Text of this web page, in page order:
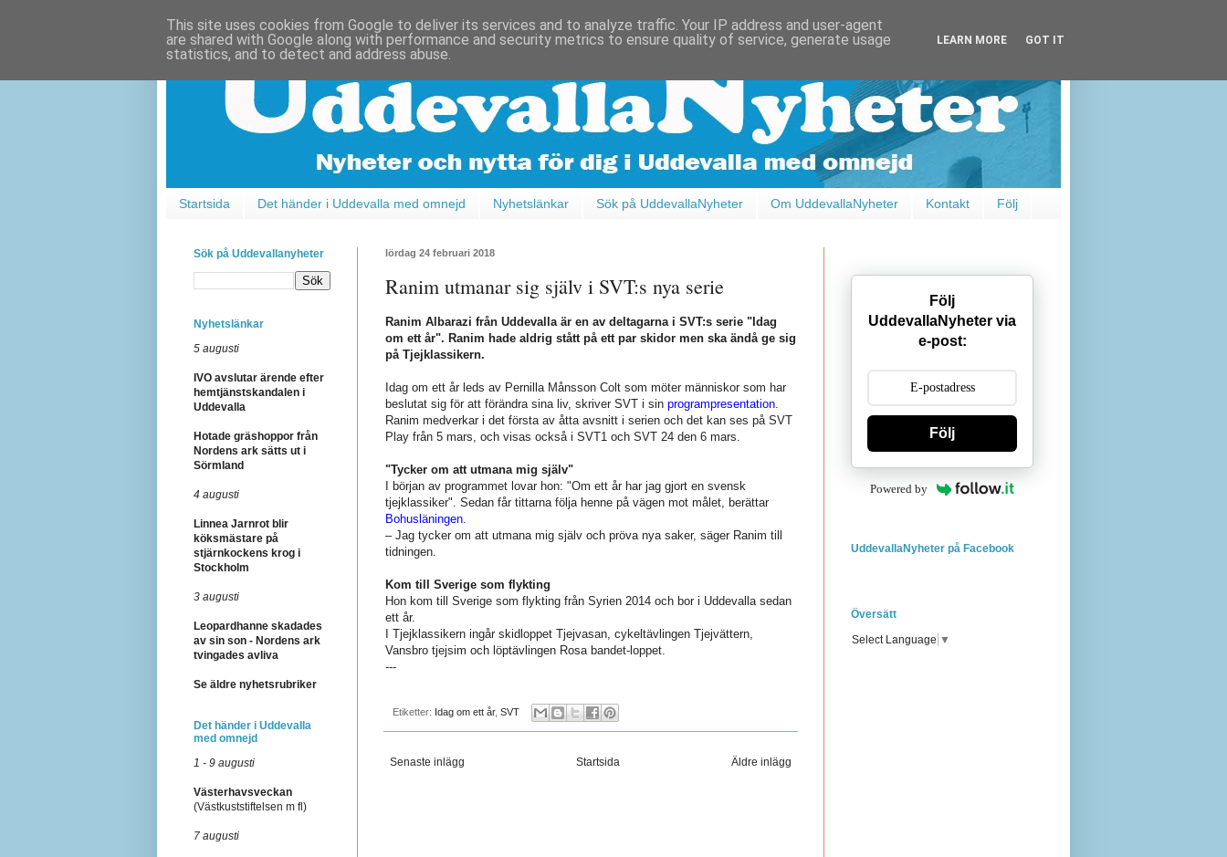
Startsida Det händer i Uddevalla med omnejd Nyhetslänkar Sök på UddevallaNyheter Om UddevallaNyheter Kontakt Följ
lördag 24 februari 2018
Ranim utmanar sig själv i SVT:s nya serie
Ranim Albarazi från Uddevalla är en av deltagarna i SVT:s serie "Idag
om ett år". Ranim hade aldrig stått på ett par skidor men ska ändå ge sig
på Tjejklassikern.
Idag om ett år leds av Pernilla Månsson Colt som möter människor som har
beslutat sig för att förändra sina liv, skriver SVT i sin programpresentation.
Ranim medverkar i det första av åtta avsnitt i serien och det kan ses på SVT
Play från 5 mars, och visas också i SVT1 och SVT 24 den 6 mars.
"Tycker om att utmana mig själv"
I början av programmet lovar hon: "Om ett år har jag gjort en svensk
tjejklassiker". Sedan får tittarna följa henne på vägen mot målet, berättar
Bohusläningen.
– Jag tycker om att utmana mig själv och pröva nya saker, säger Ranim till
tidningen.
Kom till Sverige som flykting
Hon kom till Sverige som flykting från Syrien 2014 och bor i Uddevalla sedan
ett år.
I Tjejklassikern ingår skidloppet Tjejvasan, cykeltävlingen Tjejvättern,
Vansbro tjejsim och löptävlingen Rosa bandet-loppet.
---
Etiketter: Idag om ett år, SVT
Senaste inlägg Äldre inlägg
Startsida
Sök på Uddevallanyheter
Nyhetslänkar
5 augusti
IVO avslutar ärende efter
hemtjänstskandalen i
Uddevalla
Hotade gräshoppor från
Nordens ark sätts ut i
Sörmland
4 augusti
Linnea Jarnrot blir
köksmästare på
stjärnkockens krog i
Stockholm
3 augusti
Leopardhanne skadades
av sin son - Nordens ark
tvingades avliva
Se äldre nyhetsrubriker
Det händer i Uddevalla
med omnejd
1 - 9 augusti
Västerhavsveckan
(Västkuststiftelsen m fl)
7 augusti
Följ
UddevallaNyheter via
e-post:
Följ
Powered by
UddevallaNyheter på Facebook
Översätt
Select Language ▼
This site uses cookies from Google to deliver its services and to analyze traffic. Your IP address and user-agent
are shared with Google along with performance and security metrics to ensure quality of service, generate usage
statistics, and to detect and address abuse.
LEARN MORE GOT IT